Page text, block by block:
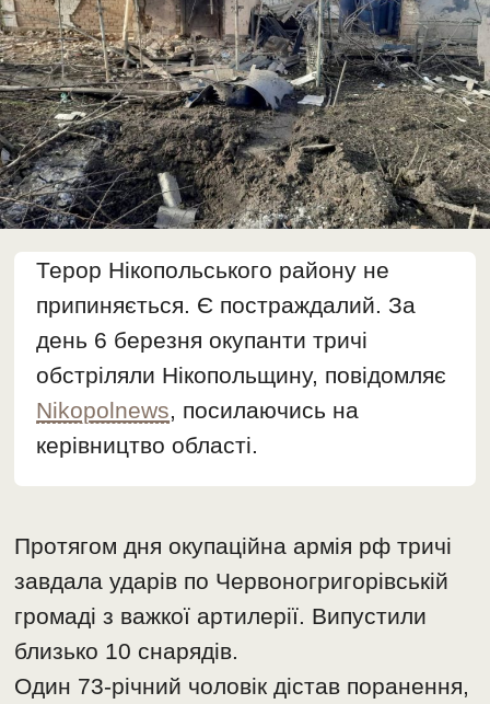
Терор Нікопольського району не
припиняється. Є постраждалий. За
день 6 березня окупанти тричі
обстріляли Нікопольщину, повідомляє
Nikopolnews, посилаючись на
керівництво області.
Протягом дня окупаційна армія рф тричі
завдала ударів по Червоногригорівській
громаді з важкої артилерії. Випустили
близько 10 снарядів.
Один 73-річний чоловік дістав поранення,